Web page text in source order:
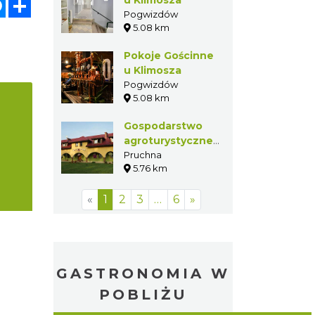
Pogwizdów
5.08 km
Pokoje Gościnne
u Klimosza
Pogwizdów
5.08 km
Gospodarstwo
agroturystyczne
Wodna Dolina
Pruchna
5.76 km
« 1 2 3 … 6 »
GASTRONOMIA W
POBLIŻU